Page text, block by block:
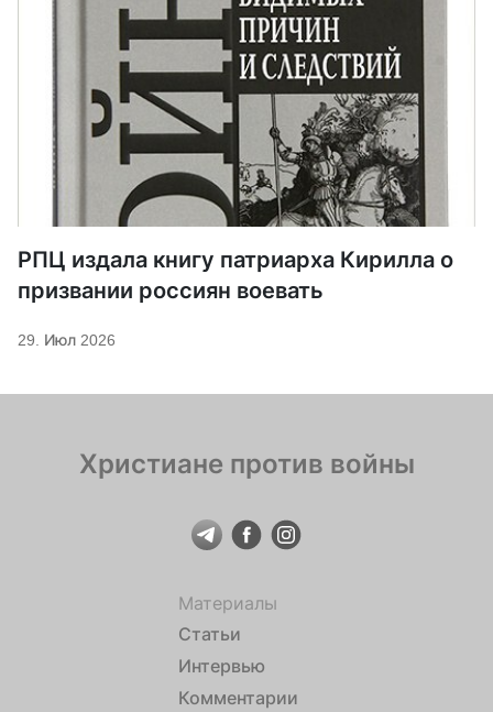
РПЦ издала книгу патриарха Кирилла о
призвании россиян воевать
29. Июл 2026
Христиане против войны
Материалы
Статьи
Интервью
Комментарии